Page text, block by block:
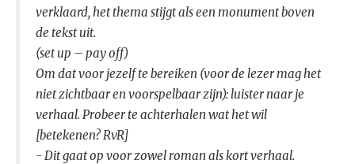
verklaard, het thema stijgt als een monument boven
de tekst uit.
(set up – pay off)
Om dat voor jezelf te bereiken (voor de lezer mag het
niet zichtbaar en voorspelbaar zijn): luister naar je
verhaal. Probeer te achterhalen wat het wil
[betekenen? RvR]
- Dit gaat op voor zowel roman als kort verhaal.